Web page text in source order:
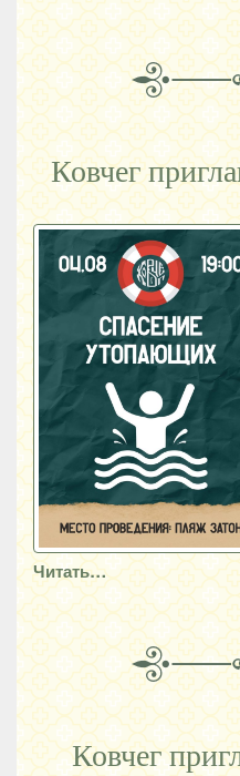
Ковчег
Читать…
Ковчег